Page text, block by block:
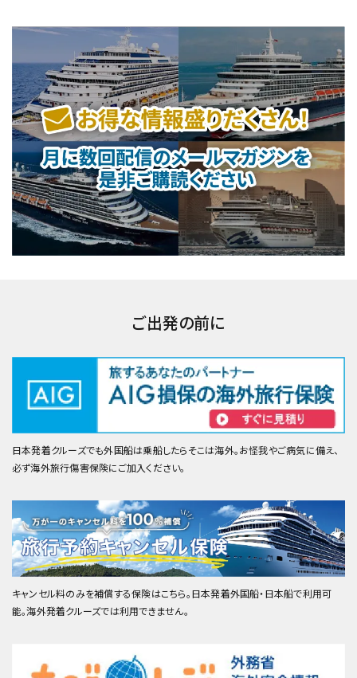
ご出発の前に
日本発着クルーズでも外国船は乗船したらそこは海外。お怪我やご病気に備え、
必ず海外旅行傷害保険にご加入ください。
キャンセル料のみを補償する保険はこちら。日本発着外国船・日本船で利用可
能。海外発着クルーズでは利用できません。